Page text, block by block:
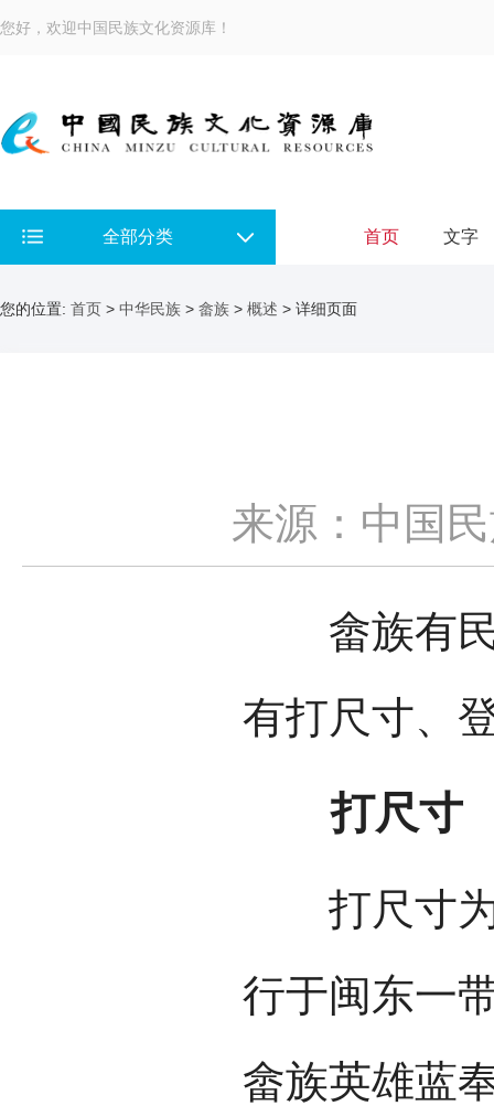
您好，欢迎中国民族文化资源库！
全部分类 首页 文字
您的位置: 首页 > 中华民族 > 畲族 > 概述 > 详细页面
来源：中国
畲族有民
有打尺寸、
打尺寸
打尺寸为
行于闽东一
畲族英雄蓝